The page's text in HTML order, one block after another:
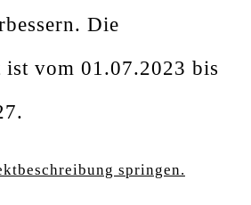
Die
vom 01.07.2023 bis
springen.